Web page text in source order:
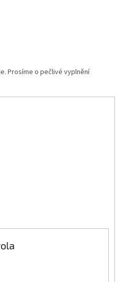
Prosíme o pečlivé vyplnění